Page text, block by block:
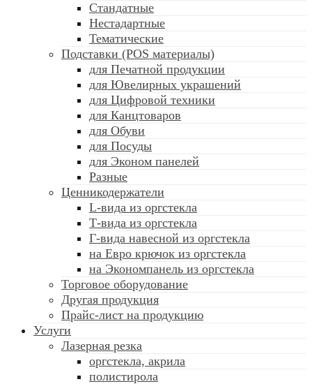
Стандатные
Нестадартные
Тематические
Подставки (POS материалы)
для Печатной продукции
для Ювелирных украшений
для Цифровой техники
для Канцтоваров
для Обуви
для Посуды
для Эконом панелей
Разные
Ценникодержатели
L-вида из оргстекла
Т-вида из оргстекла
Г-вида навесной из оргстекла
на Евро крючок из оргстекла
на Экономпанель из оргстекла
Торговое оборудование
Другая продукция
Прайс-лист на продукцию
Услуги
Лазерная резка
оргстекла, акрила
полистирола